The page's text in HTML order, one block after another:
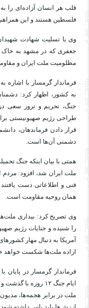
قلب هر انسان آزاده‌ای را
فلسطین هستند و این همراهی
وی با تسلیت شهادت
جعفری که در مشهد به خاک
مظلومیت ملت ایران و
فرماندار گرمسار با اشاره
به کشور، اظهار کرد:
جنگ، تحریم و ترور سعی
قرار دادن فرماندهان،
دشمنی آن‌ها است.
همتی با بیان اینکه جنگ
ملت ایران شد، افزود: مردم
فنی و اطلاعاتی دست یافتند
همان روحیه مقاومت است.
وی تصریح کرد: بیداری
را شنیده و جنایات رژیم
آمریکا به دنبال مهار
اراده ملت‌ها شکست خواهد
فرماندار گرمسار در پایان
ایام جنگ ۱۲ روزه
ملت در برابر هجمه‌ها،